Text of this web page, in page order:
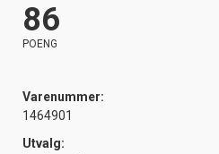
86
POENG
Varenummer:
1464901
Utvalg: